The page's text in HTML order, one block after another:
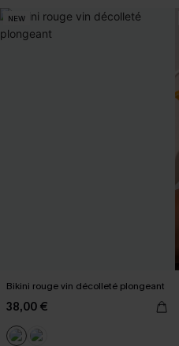
NEW
Bikini rouge vin décolleté plongeant
38,00 €